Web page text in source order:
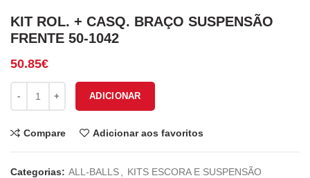
KIT ROL. + CASQ. BRAÇO SUSPENSÃO
FRENTE 50-1042
50.85€
ADICIONAR
Compare Adicionar aos favoritos
Categorias: ALL-BALLS KITS ESCORA E SUSPENSÃO